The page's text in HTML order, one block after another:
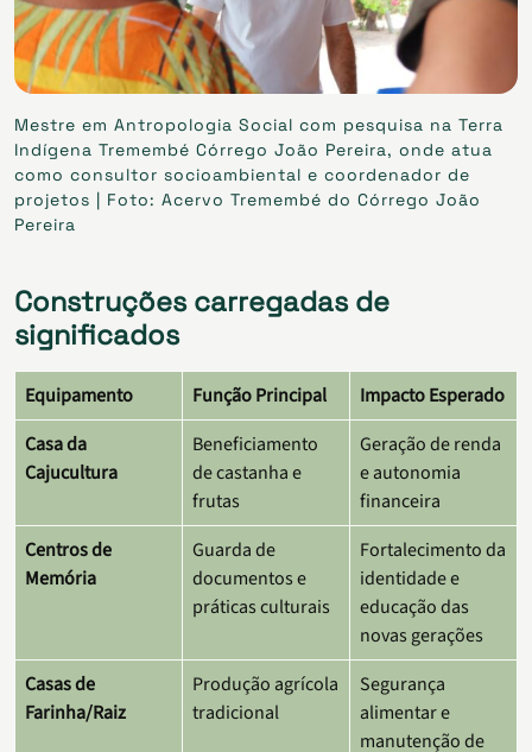
Mestre em Antropologia Social com pesquisa na Terra
Indígena Tremembé Córrego João Pereira, onde atua
como consultor socioambiental e coordenador de
projetos | Foto: Acervo Tremembé do Córrego João
Pereira
Construções carregadas de
significados
Equipamento Função Principal
Impacto Esperado
Casa da
Cajucultura
Beneficiamento
de castanha e
frutas
Geração de renda
e autonomia
financeira
Centros de
Memória
Guarda de
documentos e
práticas culturais
Fortalecimento da
identidade e
educação das
novas gerações
Casas de
Farinha/Raiz
Produção agrícola
tradicional
Segurança
alimentar e
manutenção de